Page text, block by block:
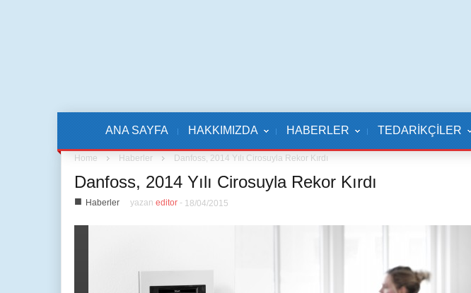
ANA SAYFA HAKKIMIZDA HABERLER TEDARİKÇİLER
Home Haberler Danfoss, 2014 Yılı Cirosuyla Rekor Kırdı
Danfoss, 2014 Yılı Cirosuyla Rekor Kırdı
■ Haberler yazan editor - 18/04/2015